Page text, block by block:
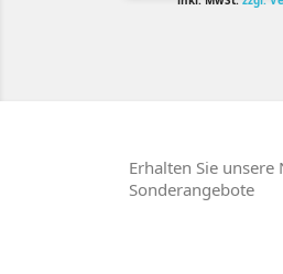
Erhalten Sie
Sonderangebote